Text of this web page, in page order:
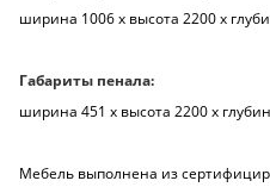
ширина 1006 х высота 2200 х
Габариты пенала:
ширина 451 х высота 2200 х
Мебель выполнена из